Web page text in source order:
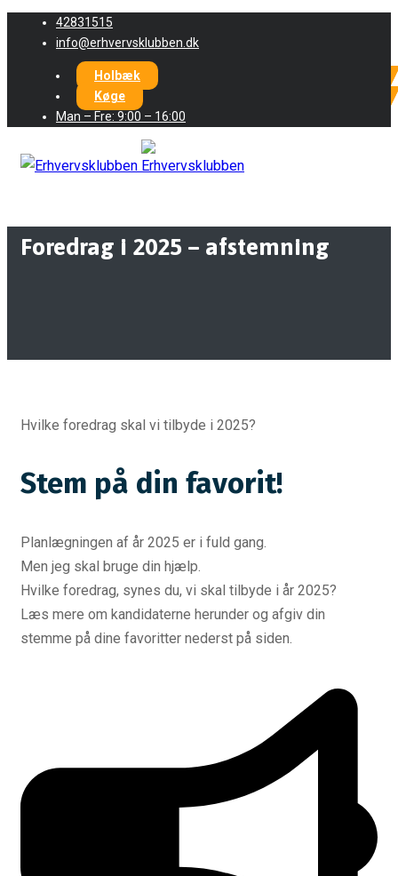
42831515
info@erhvervsklubben.dk
Holbæk
Køge
Man – Fre: 9:00 – 16:00
Foredrag i 2025 – afstemning
Hvilke foredrag skal vi tilbyde i 2025?
Stem på din favorit!
Planlægningen af år 2025 er i fuld gang.
Men jeg skal bruge din hjælp.
Hvilke foredrag, synes du, vi skal tilbyde i år 2025?
Læs mere om kandidaterne herunder og afgiv din
stemme på dine favoritter nederst på siden.